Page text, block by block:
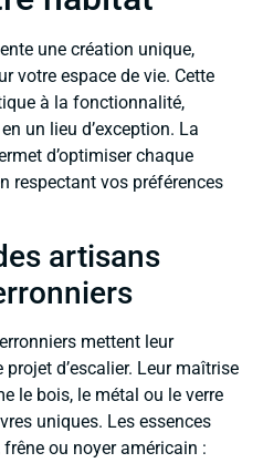
une création unique,
votre espace de vie. Cette
à la fonctionnalité,
un lieu d’exception. La
d’optimiser chaque
respectant vos préférences
artisans
mettent leur
d’escalier. Leur maîtrise
le bois, le métal ou le verre
uniques. Les essences
ou noyer américain :